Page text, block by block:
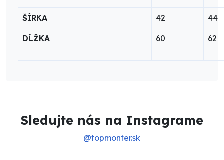
ŠÍRKA 42 44
DĹŽKA 60 62
Sledujte nás na Instagrame
@topmonter.sk